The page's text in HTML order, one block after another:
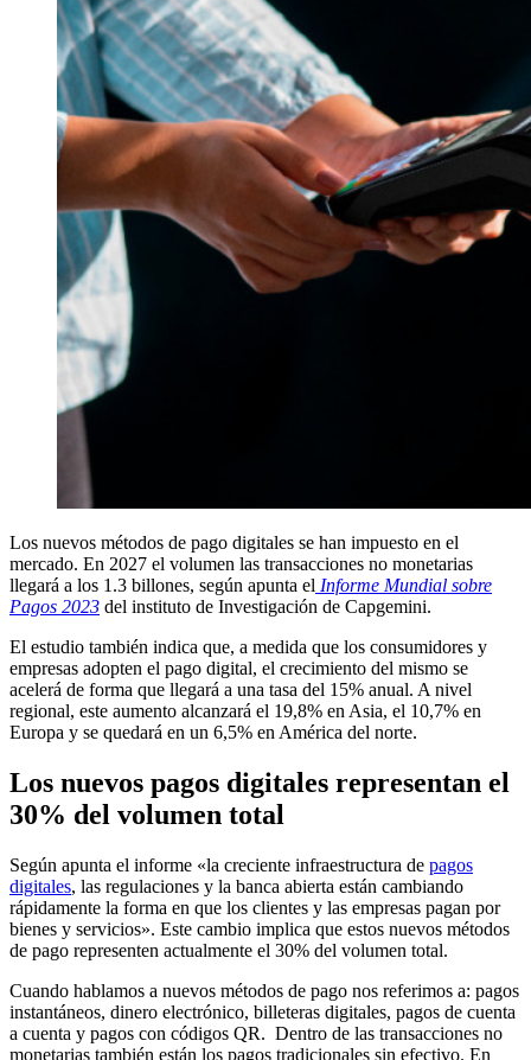
Los nuevos métodos de pago digitales se han impuesto en el
mercado. En 2027 el volumen las transacciones no monetarias
llegará a los 1.3 billones, según apunta el Informe Mundial sobre
Pagos 2023 del instituto de Investigación de Capgemini.
El estudio también indica que, a medida que los consumidores y
empresas adopten el pago digital, el crecimiento del mismo se
acelerá de forma que llegará a una tasa del 15% anual. A nivel
regional, este aumento alcanzará el 19,8% en Asia, el 10,7% en
Europa y se quedará en un 6,5% en América del norte.
Los nuevos pagos digitales representan el
30% del volumen total
Según apunta el informe «la creciente infraestructura de pagos
digitales, las regulaciones y la banca abierta están cambiando
rápidamente la forma en que los clientes y las empresas pagan por
bienes y servicios». Este cambio implica que estos nuevos métodos
de pago representen actualmente el 30% del volumen total.
Cuando hablamos a nuevos métodos de pago nos referimos a: pagos
instantáneos, dinero electrónico, billeteras digitales, pagos de cuenta
a cuenta y pagos con códigos QR. Dentro de las transacciones no
monetarias también están los pagos tradicionales sin efectivo. En